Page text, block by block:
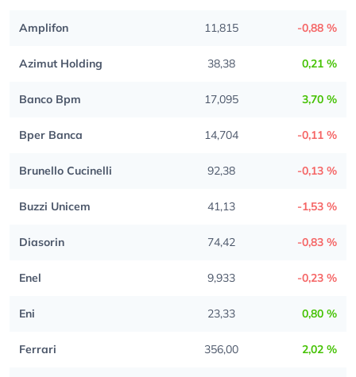
Amplifon 11,815 -0,88 %
Azimut Holding 38,38 0,21 %
Banco Bpm 17,095 3,70 %
Bper Banca 14,704 -0,11 %
Brunello Cucinelli 92,38 -0,13 %
Buzzi Unicem 41,13 -1,53 %
Diasorin 74,42 -0,83 %
Enel 9,933 -0,23 %
Eni 23,33 0,80 %
Ferrari 356,00 2,02 %